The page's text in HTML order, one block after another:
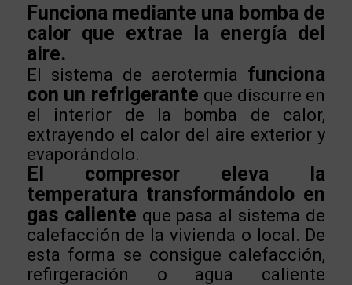
Funciona mediante una bomba de
calor que extrae la energía del
aire.
El sistema de aerotermia funciona
con un refrigerante que discurre en
el interior de la bomba de calor,
extrayendo el calor del aire exterior y
evaporándolo.
El compresor eleva la
temperatura transformándolo en
gas caliente que pasa al sistema de
calefacción de la vivienda o local. De
esta forma se consigue calefacción,
refirgeración o agua caliente